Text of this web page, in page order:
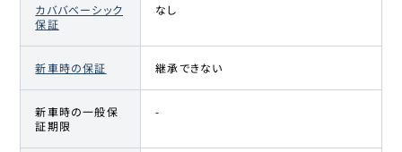
カババベーシック
保証
なし
新車時の保証 継承できない
新車時の一般保
証期限
-